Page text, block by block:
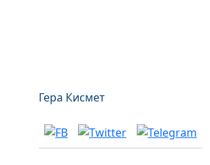
Гера Кисмет